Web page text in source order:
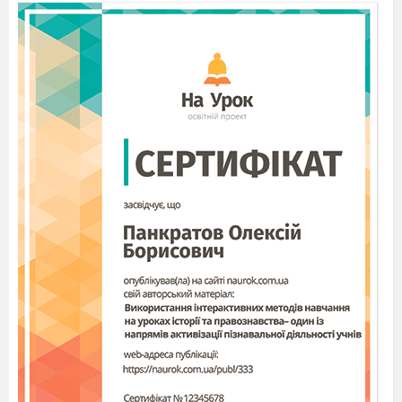
Звучить легка музика
Ведуча: Лети, лети, пелюстинка, через гори і
долини,
Через море, океани, через вітри і бурани.
Віднеси усіх туди, де маленькі ми були.
В країну дитинства усіх поверни
Від першого дня вашого народження
поруч з вами були найкращі, найрідніші,
найпотрібніші люди – батьки.
Ведуча
Щоб у родині панували мир та спокій,
необхідні терпіння, любов, розуміння…
Ведуча: І, звісно ж, два телевізори.
Ведуча:Тихо всі, мама телефонує! (Говорить
по телефону.) Так, мамо, я пообідав, так, не
забув, так, мені не холодно, так, я у школі…
Ведуча: Я дуже поважаю наших батьків —
вони ж закінчили школу без Гугла й Інтернета!
Ведуча:Спочатку всі батьки вчать нас
і говорити